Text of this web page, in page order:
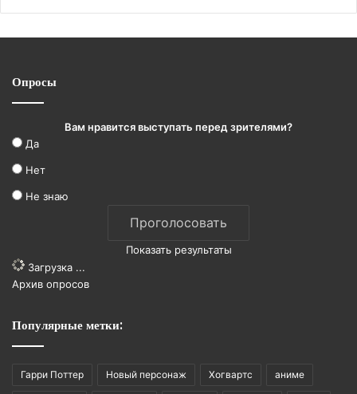
Опросы
Вам нравится выступать перед зрителями?
Да
Нет
Не знаю
Показать результаты
Загрузка ...
Архив опросов
Популярные метки:
Гарри Поттер Новый персонаж Хогвартс аниме